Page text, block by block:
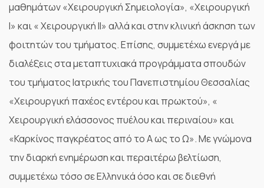
μαθημάτων «Χειρουργική Σημειολογία», «Χειρουργική
Ι» και « Χειρουργική ΙΙ» αλλά και στην κλινική άσκηση των
φοιτητών του τμήματος. Επίσης, συμμετέχω ενεργά με
διαλέξεις στα μεταπτυχιακά προγράμματα σπουδών
του τμήματος Ιατρικής του Πανεπιστημίου Θεσσαλίας
«Χειρουργική παχέος εντέρου και πρωκτού», «
Χειρουργική ελάσσονος πυέλου και περιναίου» και
«Καρκίνος παγκρέατος από το Α ως το Ω». Με γνώμονα
την διαρκή ενημέρωση και περαιτέρω βελτίωση,
συμμετέχω τόσο σε Ελληνικά όσο και σε διεθνή